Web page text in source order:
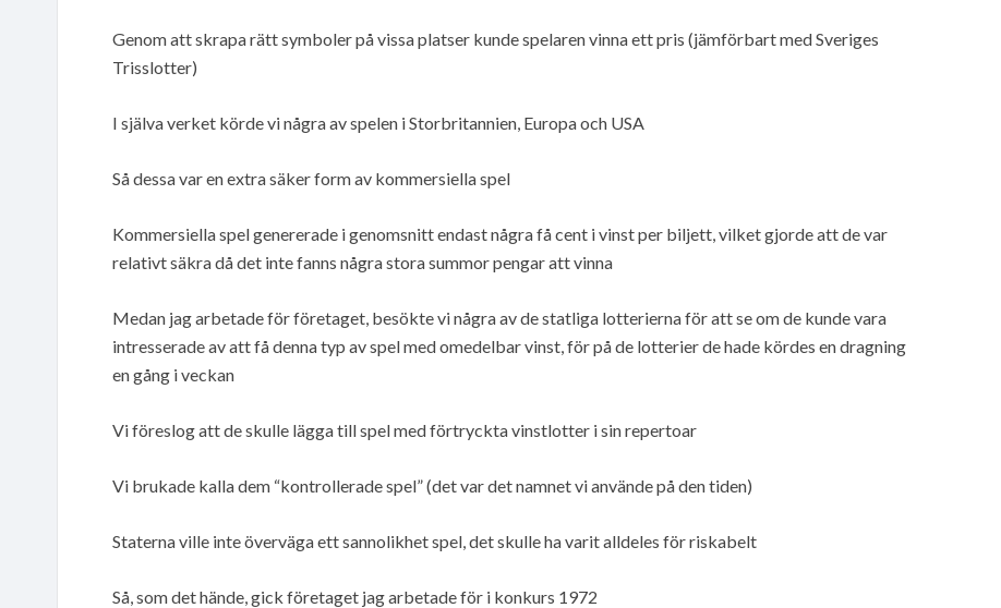
Genom att skrapa rätt symboler på vissa platser kunde spelaren vinna ett pris (jämförbart med Sveriges
Trisslotter)
I själva verket körde vi några av spelen i Storbritannien, Europa och USA
Så dessa var en extra säker form av kommersiella spel
Kommersiella spel genererade i genomsnitt endast några få cent i vinst per biljett, vilket gjorde att de var
relativt säkra då det inte fanns några stora summor pengar att vinna
Medan jag arbetade för företaget, besökte vi några av de statliga lotterierna för att se om de kunde vara
intresserade av att få denna typ av spel med omedelbar vinst, för på de lotterier de hade kördes en dragning
en gång i veckan
Vi föreslog att de skulle lägga till spel med förtryckta vinstlotter i sin repertoar
Vi brukade kalla dem “kontrollerade spel” (det var det namnet vi använde på den tiden)
Staterna ville inte överväga ett sannolikhet spel, det skulle ha varit alldeles för riskabelt
Så, som det hände, gick företaget jag arbetade för i konkurs 1972